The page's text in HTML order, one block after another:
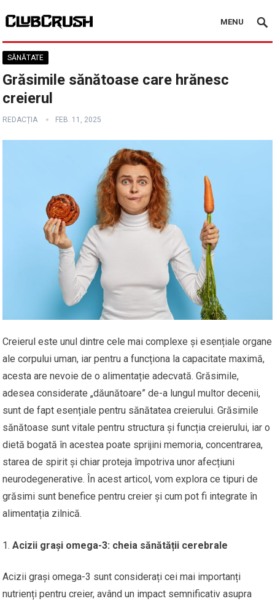
MENU
SĂNĂTATE
Grăsimile sănătoase care hrănesc
creierul
REDACȚIA FEB. 11, 2025
Creierul este unul dintre cele mai complexe și esențiale organe
ale corpului uman, iar pentru a funcționa la capacitate maximă,
acesta are nevoie de o alimentație adecvată. Grăsimile,
adesea considerate „dăunătoare” de-a lungul multor decenii,
sunt de fapt esențiale pentru sănătatea creierului. Grăsimile
sănătoase sunt vitale pentru structura și funcția creierului, iar o
dietă bogată în acestea poate sprijini memoria, concentrarea,
starea de spirit și chiar proteja împotriva unor afecțiuni
neurodegenerative. În acest articol, vom explora ce tipuri de
grăsimi sunt benefice pentru creier și cum pot fi integrate în
alimentația zilnică.
Acizii grași omega-3: cheia sănătății cerebrale
Acizii grași omega-3 sunt considerați cei mai importanți
nutrienți pentru creier, având un impact semnificativ asupra